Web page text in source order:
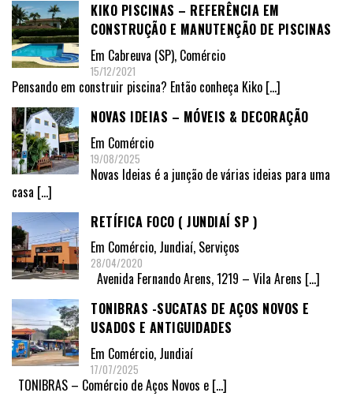
KIKO PISCINAS – REFERÊNCIA EM
CONSTRUÇÃO E MANUTENÇÃO DE PISCINAS
Em Cabreuva (SP), Comércio
15/12/2021
Pensando em construir piscina? Então conheça Kiko […]
NOVAS IDEIAS – MÓVEIS & DECORAÇÃO
Em Comércio
19/08/2025
Novas Ideias é a junção de várias ideias para uma
casa […]
RETÍFICA FOCO ( JUNDIAÍ SP )
Em Comércio, Jundiaí, Serviços
28/04/2020
Avenida Fernando Arens, 1219 – Vila Arens […]
TONIBRAS -SUCATAS DE AÇOS NOVOS E
USADOS E ANTIGUIDADES
Em Comércio, Jundiaí
17/07/2025
TONIBRAS – Comércio de Aços Novos e […]